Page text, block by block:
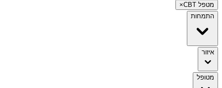
מטפל CBT
×
התמחות
איזור
מטופל